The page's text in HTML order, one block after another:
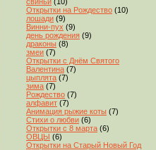
Открытки на Рождество (10)
лошади (9)
Винни-пух (9)
день рождения (9)
драконы (8)
змеи (7)
Открытки с Днём Святого
Валентина (7)
цыплята (7)
зима (7)
Рождество (7)
алфавит (7)
Анимация рыжие коты (7)
Стихи о любви (6)
Открытки с 8 марта (6)
ОВЦЫ (6)
Открытки на Старый Новый Год